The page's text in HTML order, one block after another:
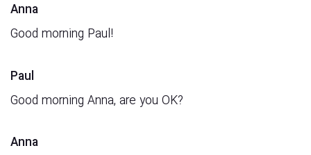
Anna
Good morning Paul!
Paul
Good morning Anna, are you OK?
Anna